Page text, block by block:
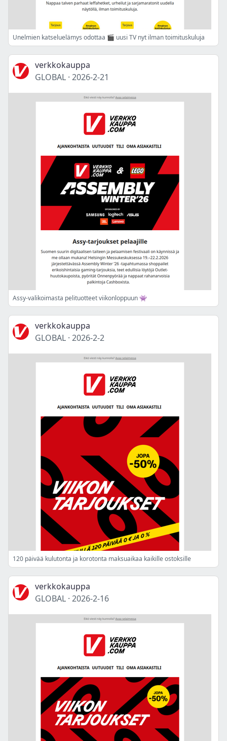
Unelmien katseluelämys odottaa 🎬 uusi TV nyt ilman toimituskuluja
verkkokauppa
GLOBAL · 2026-2-21
Assy-valikoimasta pelituotteet viikonloppuun 👾
verkkokauppa
GLOBAL · 2026-2-2
120 päivää kulutonta ja korotonta maksuaikaa kaikille ostoksille
verkkokauppa
GLOBAL · 2026-2-16